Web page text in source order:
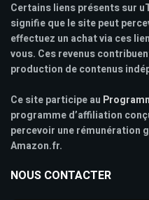
Certains liens présents sur
signifie que le site peut
effectuez un achat via ces
vous. Ces revenus
production de contenus
Ce site participe au
programme d’affiliation
percevoir une rémunération
Amazon.fr.
NOUS CONTACTER